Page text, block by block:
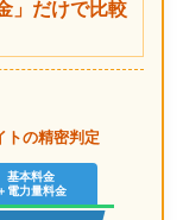
」だけで比較
トの精密判定
基本料金
電力量料金